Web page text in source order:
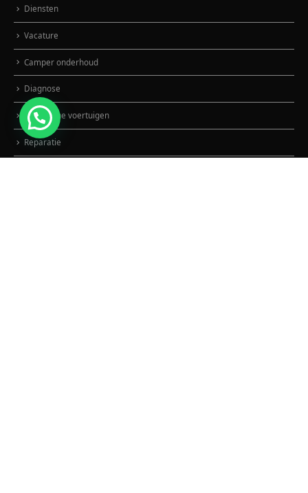
Diensten
Vacature
Camper onderhoud
Diagnose
Elektrische voertuigen
Reparatie